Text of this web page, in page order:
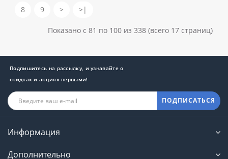
8 9 > >|
Показано с 81 по 100 из 338 (всего 17 страниц)
Подпишитесь на рассылку, и узнавайте о
скидках и акциях первыми!
ПОДПИСАТЬСЯ
Информация
Дополнительно